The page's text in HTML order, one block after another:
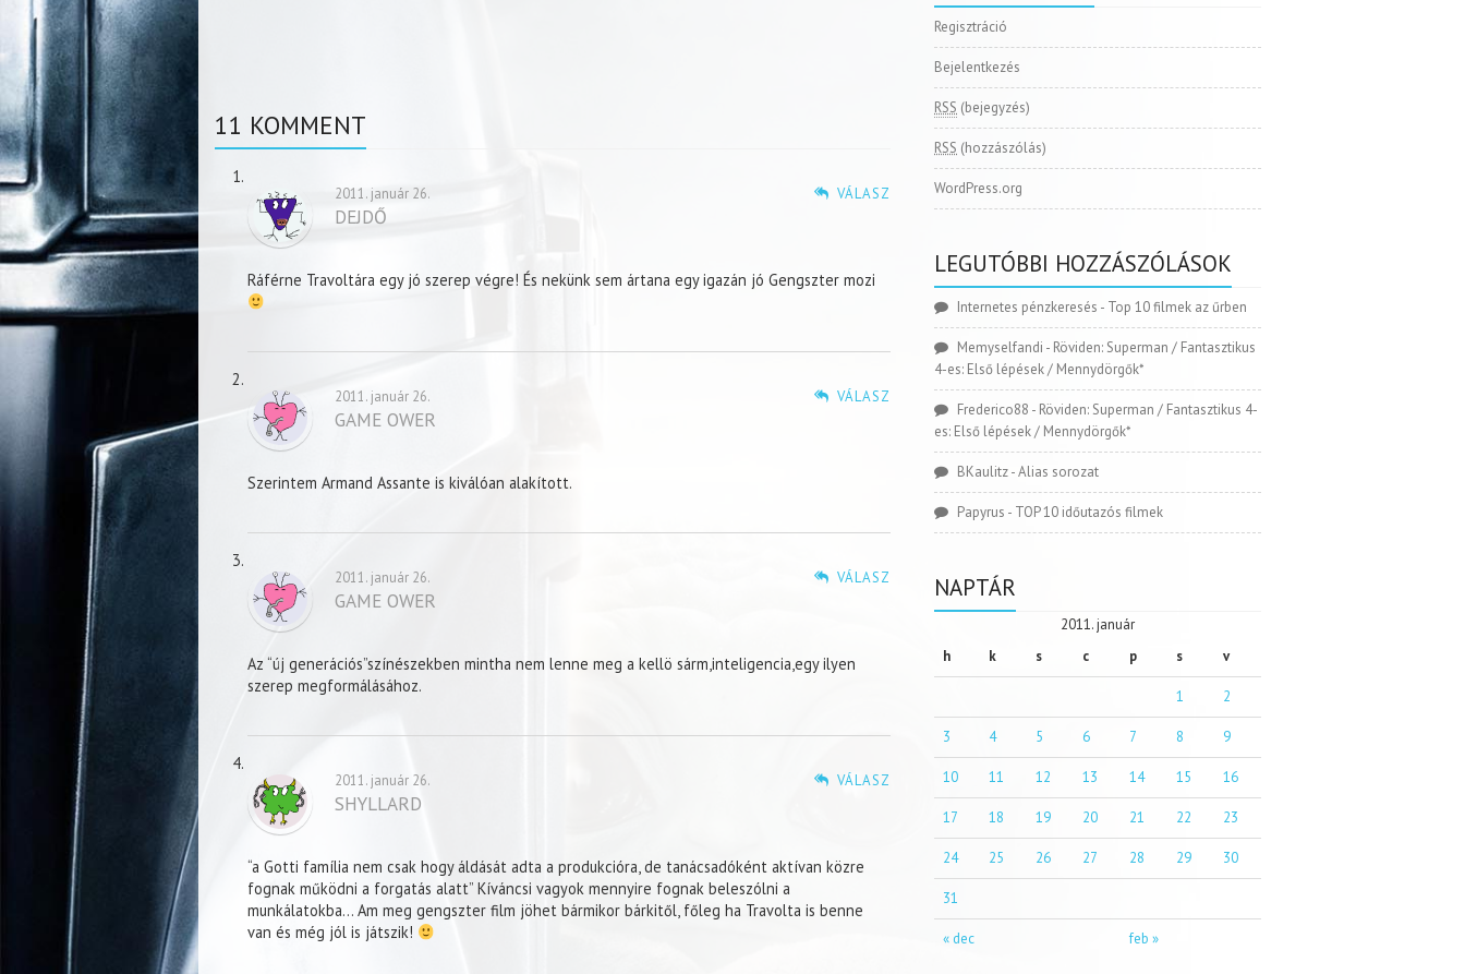
11 KOMMENT
VÁLASZ
2011. január 26.
DEJDŐ
Ráférne Travoltára egy jó szerep végre! És nekünk sem ártana egy igazán jó Gengszter mozi
VÁLASZ
2011. január 26.
GAME OWER
Szerintem Armand Assante is kiválóan alakított.
VÁLASZ
2011. január 26.
GAME OWER
Az “új generációs”színészekben mintha nem lenne meg a kellö sárm,inteligencia,egy ilyen
szerep megformálásához.
VÁLASZ
2011. január 26.
SHYLLARD
“a Gotti família nem csak hogy áldását adta a produkcióra, de tanácsadóként aktívan közre
fognak működni a forgatás alatt” Kíváncsi vagyok mennyire fognak beleszólni a
munkálatokba… Am meg gengszter film jöhet bármikor bárkitől, főleg ha Travolta is benne
van és még jól is játszik!
Regisztráció
Bejelentkezés
RSS (bejegyzés)
RSS (hozzászólás)
WordPress.org
LEGUTÓBBI HOZZÁSZÓLÁSOK
Internetes pénzkeresés - Top 10 filmek az űrben
Memyselfandi - Röviden: Superman / Fantasztikus
4-es: Első lépések / Mennydörgők*
Frederico88 - Röviden: Superman / Fantasztikus 4-
es: Első lépések / Mennydörgők*
BKaulitz-Alias sorozat
Papyrus - TOP 10 időutazós filmek
NAPTÁR
2011. január
h
k s c p s v
« dec feb »
1 2
3 4 5 6 7 8 9
10 11 12 13 14 15 16
17 18 19 20 21 22 23
24 25 26 27 28 29 30
31